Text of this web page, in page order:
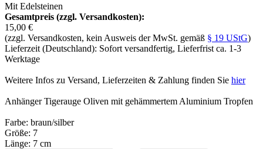
Mit Edelsteinen
Gesamtpreis (zzgl. Versandkosten):
15,00 €
(zzgl. Versandkosten, kein Ausweis der MwSt. gemäß § 19 UStG)
Lieferzeit (Deutschland): Sofort versandfertig, Lieferfrist ca. 1-3
Werktage
Weitere Infos zu Versand, Lieferzeiten & Zahlung finden Sie hier
Anhänger Tigerauge Oliven mit gehämmertem Aluminium Tropfen
Farbe: braun/silber
Größe: 7
Länge: 7 cm